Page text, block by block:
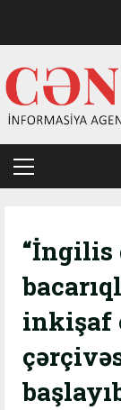
Primary
inkişaf